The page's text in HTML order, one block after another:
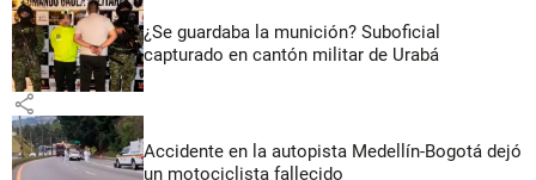
¿Se guardaba la munición? Suboficial
capturado en cantón militar de Urabá
share
Accidente en la autopista Medellín-Bogotá dejó
un motociclista fallecido